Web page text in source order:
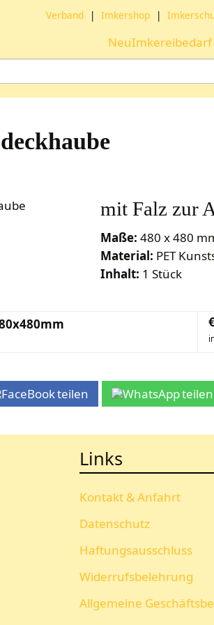
Verband | Imkershop |
NeuImkereibedarf
mit Falz zur
Maße: 480 x 480
Material: PET
Inhalt: 1 Stück
teilen teilen
Links
Kontakt & Anfahrt
Datenschutz
Haftungsausschluss
Widerrufsbelehrung
Allgemeine